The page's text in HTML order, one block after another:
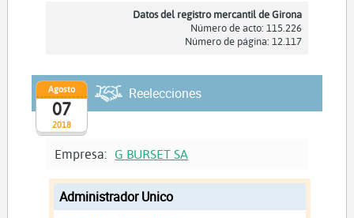
Datos del registro mercantil de Girona
Número de acto: 115.226
Número de página: 12.117
2018
Agosto
07
Reelecciones
Empresa: G BURSET SA
Administrador Unico